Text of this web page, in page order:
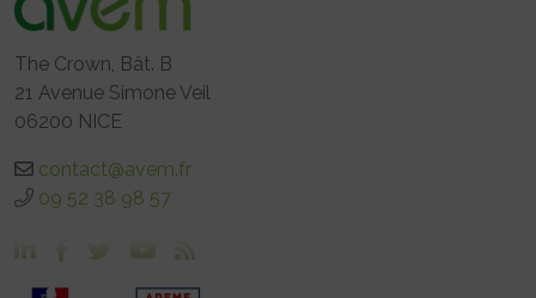
The Crown, Bât. B
21 Avenue Simone Veil
06200 NICE
contact@avem.fr
09 52 38 98 57